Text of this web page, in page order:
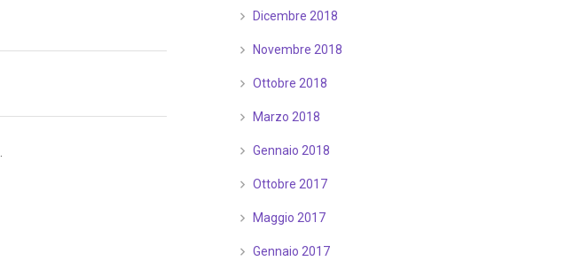
Dicembre 2018
Novembre 2018
Ottobre 2018
Marzo 2018
Gennaio 2018
Ottobre 2017
Maggio 2017
Gennaio 2017